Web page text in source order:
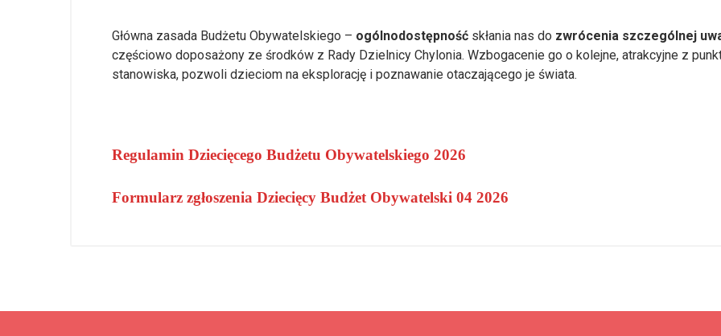
Główna zasada Budżetu Obywatelskiego – ogólnodostępność skłania nas do zwrócenia szczególnej
częściowo doposażony ze środków z Rady Dzielnicy Chylonia. Wzbogacenie go o kolejne, atrakcyjne z
stanowiska, pozwoli dzieciom na eksplorację i poznawanie otaczającego je świata.
Regulamin Dziecięcego Budżetu Obywatelskiego 2026
Formularz zgłoszenia Dziecięcy Budżet Obywatelski 04 2026